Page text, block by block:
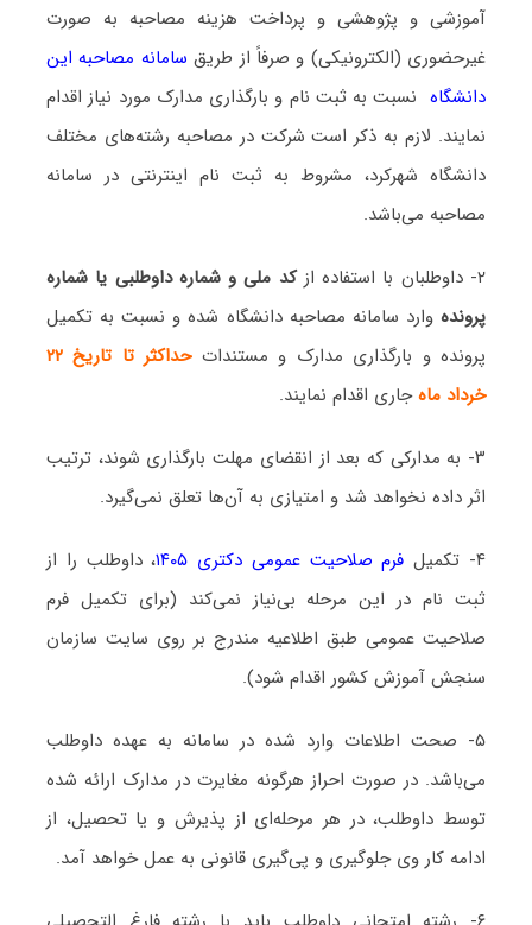
آموزشی و پژوهشی و پرداخت هزینه مصاحبه به صورت
غیرحضوری (الکترونیکی) و صرفاً از طریقسامانه مصاحبه این
دانشگاهنسبت به ثبت نام و بارگذاری مدارک مورد نیاز اقدام
نمایند. لازم به ذکر است شرکت در مصاحبه رشته‌های مختلف
دانشگاه شهرکرد، مشروط به ثبت نام اینترنتی در سامانه
مصاحبه می‌باشد.
۲- داوطلبان با استفاده از
کد ملی و شماره داوطلبی یا شماره
پروندهوارد سامانه مصاحبه دانشگاه شده و نسبت به تکمیل
پرونده و بارگذاری مدارک و مستندات
حداکثر تا تاریخ ۲۲
خرداد ماهجاری اقدام نمایند.
۳- به مدارکی که بعد از انقضای مهلت بارگذاری شوند، ترتیب
اثر داده نخواهد شد و امتیازی به آن‌ها تعلق نمی‌گیرد.
۴- تکمیل فرم صلاحیت عمومی دکتری ۱۴۰۵
، داوطلب را از
ثبت نام در این مرحله بی‌نیاز نمی‌کند (برای تکمیل فرم
صلاحیت عمومی طبق اطلاعیه مندرج بر روی سایت سازمان
سنجش آموزش کشور اقدام شود).
۵- صحت اطلاعات وارد شده در سامانه به عهده داوطلب
می‌باشد. در صورت احراز هرگونه مغایرت در مدارک ارائه شده
توسط داوطلب، در هر مرحله‌ای از پذیرش و یا تحصیل، از
ادامه کار وی جلوگیری و پی‌گیری قانونی به عمل خواهد آمد.